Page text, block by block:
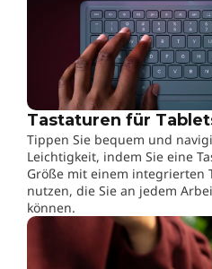
Tastaturen für
Tippen Sie bequem und
Leichtigkeit, indem Sie eine
Größe mit einem integrierten
nutzen, die Sie an jedem
können.